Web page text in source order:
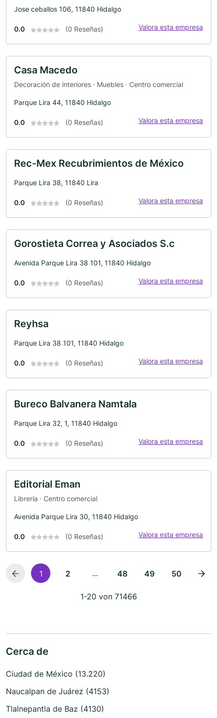
Jose ceballos 106, 11840 Hidalgo
0.0 (0 Reseñas) Valora esta empresa
Casa Macedo
Decoración de interiores · Muebles · Centro comercial
Parque Lira 44, 11840 Hidalgo
0.0 (0 Reseñas) Valora esta empresa
Rec-Mex Recubrimientos de México
Parque Lira 38, 11840 Lira
0.0 (0 Reseñas) Valora esta empresa
Gorostieta Correa y Asociados S.c
Avenida Parque Lira 38 101, 11840 Hidalgo
0.0 (0 Reseñas) Valora esta empresa
Reyhsa
Parque Lira 38 101, 11840 Hidalgo
0.0 (0 Reseñas) Valora esta empresa
Bureco Balvanera Namtala
Parque Lira 32, 1, 11840 Hidalgo
0.0 (0 Reseñas) Valora esta empresa
Editorial Eman
Librería · Centro comercial
Avenida Parque Lira 30, 11840 Hidalgo
0.0 (0 Reseñas) Valora esta empresa
1 2 ... 48 49 50
1-20 von 71466
Cerca de
Ciudad de México (13.220)
Naucalpan de Juárez (4153)
Tlalnepantla de Baz (4130)